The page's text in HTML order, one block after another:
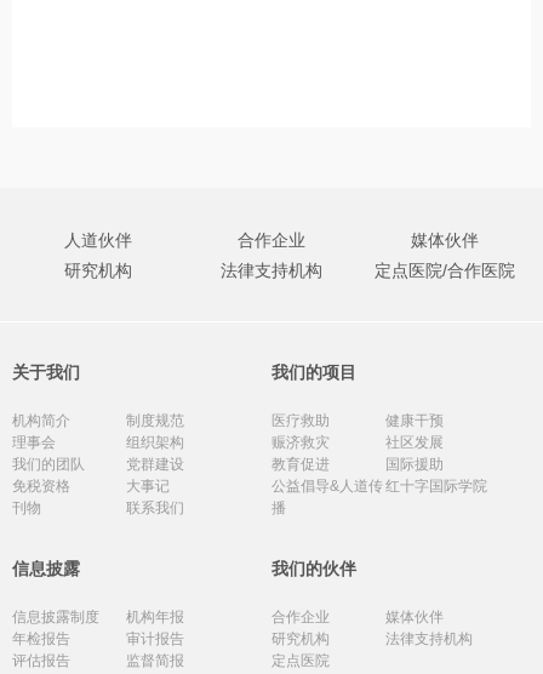
人道伙伴 合作企业
媒体伙伴
研究机构
法律支持机构 定点医院/合作医院
关于我们
机构简介
制度规范
理事会
组织架构
我们的团队
党群建设
免税资格
大事记
刊物
联系我们
我们的项目
医疗救助
健康干预
赈济救灾
社区发展
教育促进
国际援助
公益倡导&人道传
播
红十字国际学院
信息披露
信息披露制度
机构年报
年检报告
审计报告
评估报告
监督简报
我们的伙伴
合作企业
媒体伙伴
研究机构
法律支持机构
定点医院